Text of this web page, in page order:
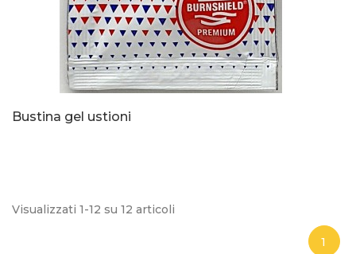
Bustina gel ustioni
Visualizzati 1-12 su 12 articoli
1